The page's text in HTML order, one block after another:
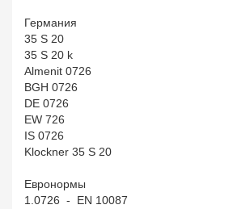
Германия
35 S 20
35 S 20 k
Almenit 0726
BGH 0726
DE 0726
EW 726
IS 0726
Klockner 35 S 20
Евронормы
1.0726 - EN 10087